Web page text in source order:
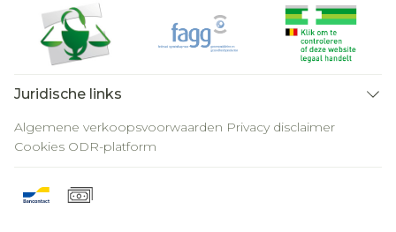
Juridische links
Algemene verkoopsvoorwaarden Privacy disclaimer
Cookies ODR-platform